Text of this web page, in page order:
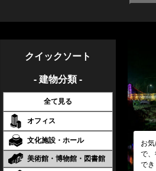
クイックソート
- 建物分類 -
全て見る
オフィス
文化施設・ホール
美術館・博物館・図書館
お
で
で